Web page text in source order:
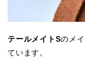
テールメイトSのメ
ています。